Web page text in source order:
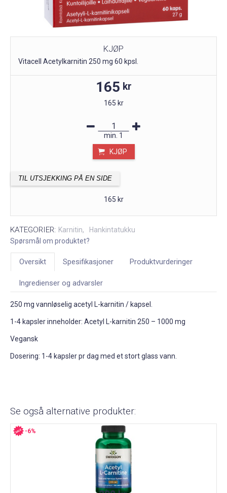
KJØP
Vitacell Acetylkarnitin 250 mg 60 kpsl.
165 kr
165 kr
min. 1
KJØP
TIL UTSJEKKING PÅ EN SIDE
165 kr
KATEGORIER: Karnitin
Hankintatukku
Spørsmål om produktet?
Oversikt Spesifikasjoner Produktvurderinger
Ingredienser og advarsler
250 mg vannløselig acetyl L-karnitin / kapsel.
1-4 kapsler inneholder: Acetyl L-karnitin 250 – 1000 mg
Vegansk
Dosering: 1-4 kapsler pr dag med et stort glass vann.
Se også alternative produkter:
-6%